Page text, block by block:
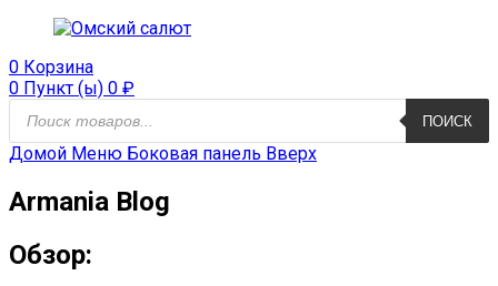
0 Корзина
0 Пункт (ы) 0 ₽
Поиск
продуктов
ПОИСК
Домой Меню Боковая панель Вверх
Armania Blog
Обзор: